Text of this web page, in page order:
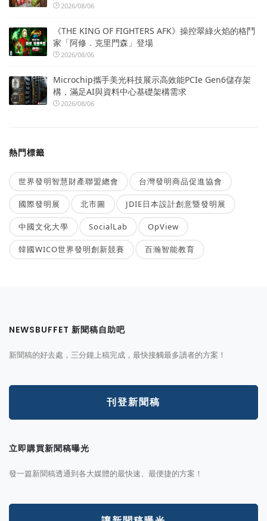
2026/08/06
《THE KING OF FIGHTERS AFK》操控翠綠火焰的格鬥
家「阿修．克里門森」登場
2026/08/06
Microchip攜手美光科技展示高效能PCIe Gen6儲存架
構，滿足AI與資料中心基礎架構需求
2026/08/06
熱門標籤
世界發明智慧財產聯盟總會 台灣發明商品促進協會
國際發明展 北市圖 JDIE日本設計創意暨發明展
中國文化大學 SocialLab OpView
韓國WICO世界發明創新競賽 百瀚智能教育
NEWSBUFFET 新聞稿自助吧
新聞稿的好去處，三分鐘上稿完成，最快接觸最多讀者的方案！
刊登新聞稿
立即購買新聞稿曝光
發一篇新聞稿透通到各大媒體的最快速、最便捷的方案！